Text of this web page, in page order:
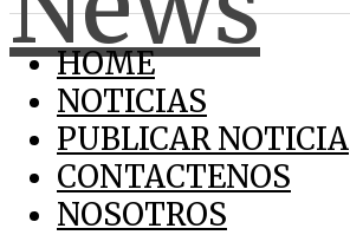
HOME
NOTICIAS
PUBLICAR NOTICIA
CONTACTENOS
NOSOTROS